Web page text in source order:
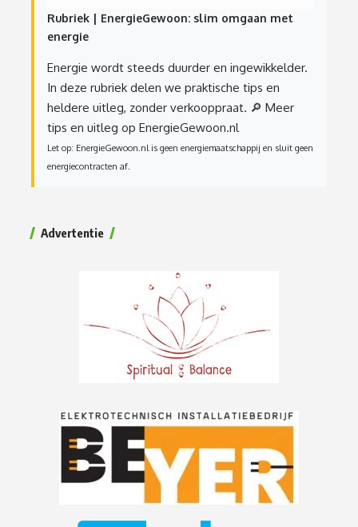
Rubriek | EnergieGewoon: slim omgaan met
energie
Energie wordt steeds duurder en ingewikkelder.
In deze rubriek delen we praktische tips en
heldere uitleg, zonder verkooppraat. 🔎 Meer
tips en uitleg op EnergieGewoon.nl
Let op: EnergieGewoon.nl is geen energiemaatschappij en sluit geen
energiecontracten af.
Advertentie